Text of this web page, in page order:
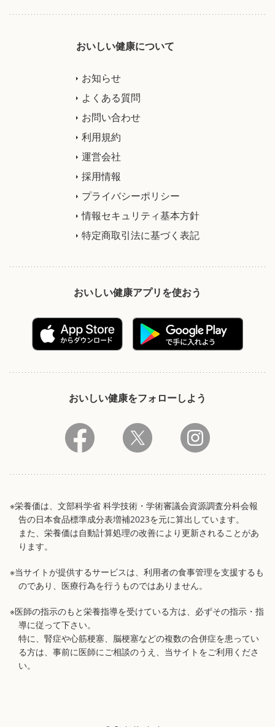
おいしい健康について
お知らせ
よくある質問
お問い合わせ
利用規約
運営会社
採用情報
プライバシーポリシー
情報セキュリティ基本方針
特定商取引法に基づく表記
おいしい健康アプリを使おう
おいしい健康をフォローしよう
※栄養価は、文部科学省 科学技術・学術審議会資源調査分科会報
告の日本食品標準成分表増補2023を元に算出しています。
また、栄養価は自動計算処理の改善により更新されることがあ
ります。
※当サイトが提供するサービスは、利用者の食事管理を支援するも
のであり、医療行為を行うものではありません。
※医師の指示のもと栄養指導を受けている方は、必ずその指示・指
導に従って下さい。
特に、腎症や心筋梗塞、脳梗塞などの複数の合併症を患ってい
る方は、事前に医師にご相談のうえ、当サイトをご利用くださ
い。